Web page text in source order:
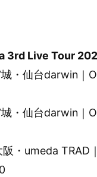
3rd Live Tour
・仙台darwin｜
・仙台darwin｜
・umeda TRAD